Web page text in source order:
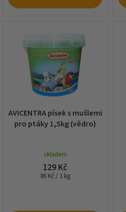
AVICENTRA písek s mušlemi
pro ptáky 1,5kg (vědro)
skladem
129 Kč
Měrná
86 Kč / 1 kg